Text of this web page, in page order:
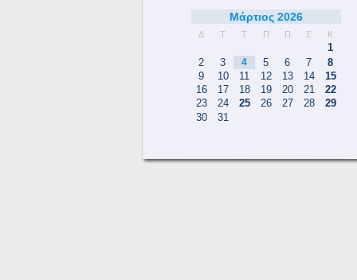
Μάρτιος 2026
Δ Τ Τ Π Π Σ Κ
1
2
3 4 5 6 7
8
9
10 11 12 13 14
15
16
17 18 19 20 21
22
23
24 25 26 27 28
29
30
31